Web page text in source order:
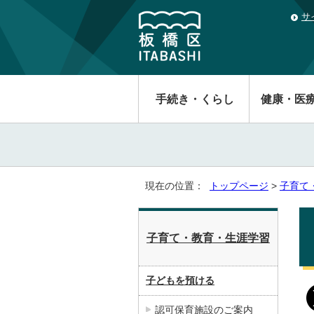
サ
手続き・くらし 健康・医
現在の位置： トップページ > 子育て
子育て・教育・生涯学習
子どもを預ける
認可保育施設のご案内